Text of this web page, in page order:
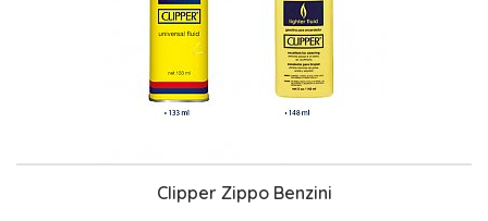
Clipper Zippo Benzini